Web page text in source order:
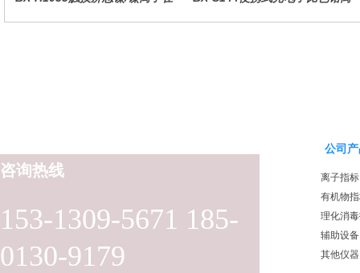
153-1309-5671 185-
0130-9179
咨询热线
公司
离子指标
有机物
理化消
辅助设备
其他仪器